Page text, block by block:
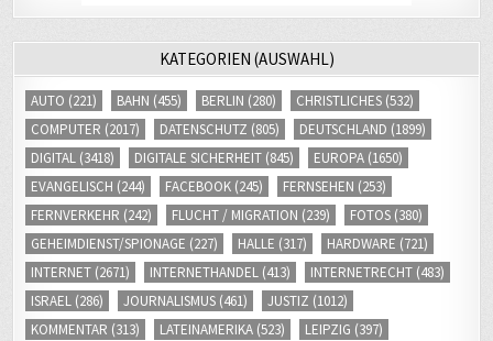
KATEGORIEN (AUSWAHL)
AUTO (221) BAHN (455) BERLIN (280) CHRISTLICHES (532)
COMPUTER (2017) DATENSCHUTZ (805) DEUTSCHLAND (1899)
DIGITAL (3418) DIGITALE SICHERHEIT (845) EUROPA (1650)
EVANGELISCH (244) FACEBOOK (245) FERNSEHEN (253)
FERNVERKEHR (242) FLUCHT / MIGRATION (239) FOTOS (380)
GEHEIMDIENST/SPIONAGE (227) HALLE (317) HARDWARE (721)
INTERNET (2671) INTERNETHANDEL (413) INTERNETRECHT (483)
ISRAEL (286) JOURNALISMUS (461) JUSTIZ (1012)
KOMMENTAR (313) LATEINAMERIKA (523) LEIPZIG (397)